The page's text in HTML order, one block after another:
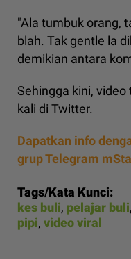
"Ala tumbuk orang,
blah. Tak gentle la
demikian antara
Sehingga kini,
kali di Twitter.
Dapatkan info
grup Telegram
Tags/Kata Kunci:
kes buli, pelajar buli,
pipi, video viral